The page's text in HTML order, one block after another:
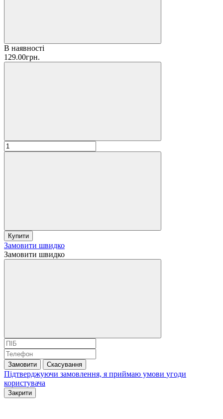
В наявності
129.00грн.
Купити
Замовити швидко
Замовити швидко
Замовити Скасування
Підтверджуючи замовлення, я приймаю умови угоди
користувача
Закрити